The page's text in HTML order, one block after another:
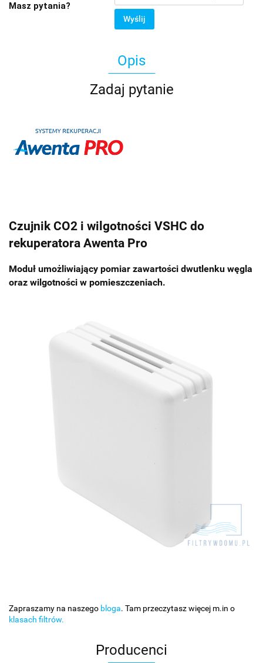
Masz pytania?
Wyślij
Opis
Zadaj pytanie
Czujnik CO2 i wilgotności VSHC do
rekuperatora Awenta Pro
Moduł umożliwiający pomiar zawartości dwutlenku węgla
oraz wilgotności w pomieszczeniach.
Zapraszamy na naszego bloga. Tam przeczytasz więcej m.in o
klasach filtrów.
Producenci